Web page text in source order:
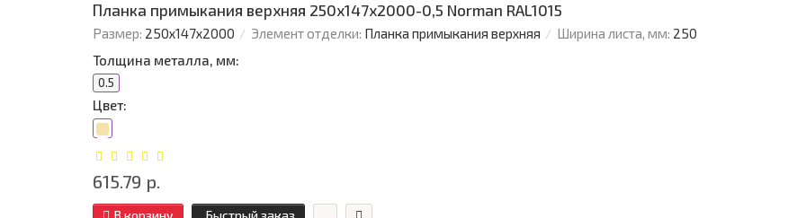
Планка примыкания верхняя 250х147х2000-0,5 Norman RAL1015
Размер: 250х147х2000 Элемент отделки: Планка примыкания верхняя Ширина листа, мм: 250
Толщина металла, мм:
0.5
Цвет:
615.79 р.
В корзину Быстрый заказ